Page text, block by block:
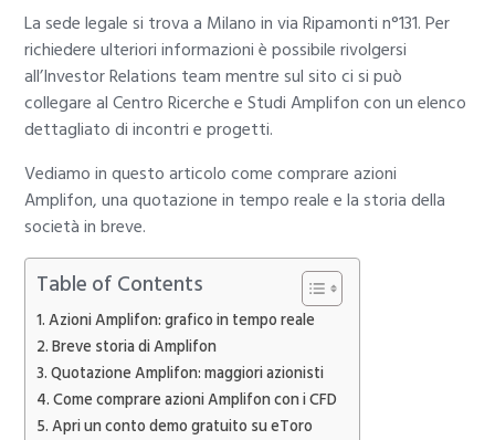
La sede legale si trova a Milano in via Ripamonti n°131. Per
richiedere ulteriori informazioni è possibile rivolgersi
all’Investor Relations team mentre sul sito ci si può
collegare al Centro Ricerche e Studi Amplifon con un elenco
dettagliato di incontri e progetti.
Vediamo in questo articolo come comprare azioni
Amplifon, una quotazione in tempo reale e la storia della
società in breve.
Table of Contents
Azioni Amplifon: grafico in tempo reale
Breve storia di Amplifon
Quotazione Amplifon: maggiori azionisti
Come comprare azioni Amplifon con i CFD
Apri un conto demo gratuito su eToro